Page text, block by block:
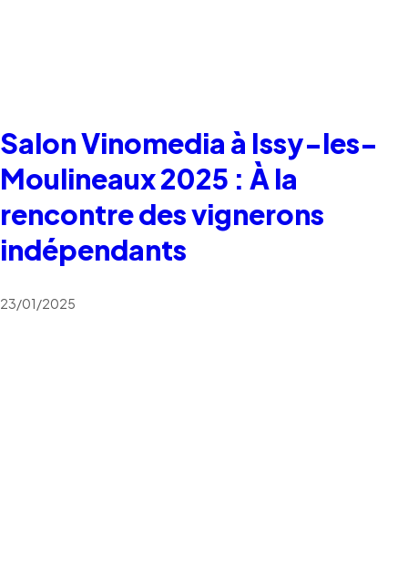
Salon Vinomedia à Issy-les-
Moulineaux 2025 : À la
rencontre des vignerons
indépendants
23/01/2025